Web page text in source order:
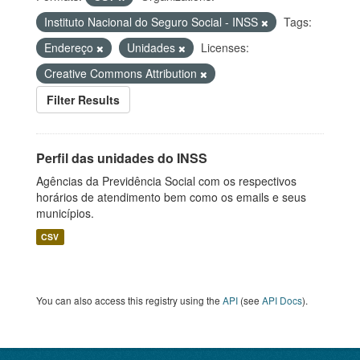
Instituto Nacional do Seguro Social - INSS
Tags:
Endereço
Unidades
Licenses:
Creative Commons Attribution
Filter Results
Perfil das unidades do INSS
Agências da Previdência Social com os respectivos
horários de atendimento bem como os emails e seus
municípios.
CSV
You can also access this registry using the API (see API Docs).